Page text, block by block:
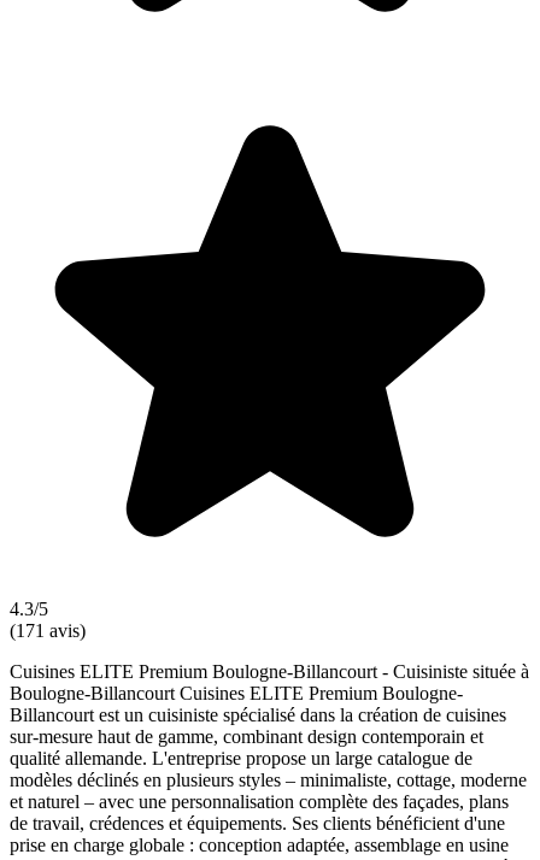
4.3/5
(171 avis)
Cuisines ELITE Premium Boulogne-Billancourt - Cuisiniste située à
Boulogne-Billancourt Cuisines ELITE Premium Boulogne-
Billancourt est un cuisiniste spécialisé dans la création de cuisines
sur-mesure haut de gamme, combinant design contemporain et
qualité allemande. L'entreprise propose un large catalogue de
modèles déclinés en plusieurs styles – minimaliste, cottage, moderne
et naturel – avec une personnalisation complète des façades, plans
de travail, crédences et équipements. Ses clients bénéficient d'une
prise en charge globale : conception adaptée, assemblage en usine